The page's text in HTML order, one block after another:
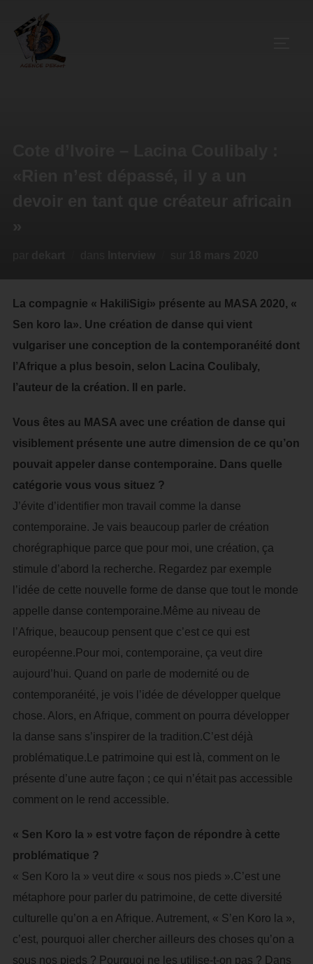
La compagnie « HakiliSigi» présente au MASA 2020, «
Sen koro la». Une création de danse qui vient
vulgariser une conception de la contemporanéité dont
l’Afrique a plus besoin, selon Lacina Coulibaly,
l’auteur de la création. Il en parle.
Vous êtes au MASA avec une création de danse qui
visiblement présente une autre dimension de ce qu’on
pouvait appeler danse contemporaine. Dans quelle
catégorie vous vous situez ?
J’évite d’identifier mon travail comme la danse
contemporaine. Je vais beaucoup parler de création
chorégraphique parce que pour moi, une création, ça
stimule d’abord la recherche. Regardez par exemple
l’idée de cette nouvelle forme de danse que tout le monde
appelle danse contemporaine.Même au niveau de
l’Afrique, beaucoup pensent que c’est ce qui est
européenne.Pour moi, contemporaine, ça veut dire
aujourd’hui. Quand on parle de modernité ou de
contemporanéité, je vois l’idée de développer quelque
chose. Alors, en Afrique, comment on pourra développer
la danse sans s’inspirer de la tradition.C’est déjà
problématique.Le patrimoine qui est là, comment on le
présente d’une autre façon ; ce qui n’était pas accessible
comment on le rend accessible.
« Sen Koro la » est votre façon de répondre à cette
problématique ?
« Sen Koro la » veut dire « sous nos pieds ».C’est une
métaphore pour parler du patrimoine, de cette diversité
culturelle qu’on a en Afrique. Autrement, « S’en Koro la »,
c’est, pourquoi aller chercher ailleurs des choses qu’on a
sous nos pieds ? Pourquoi ne les utilise-t-on pas ? Dans